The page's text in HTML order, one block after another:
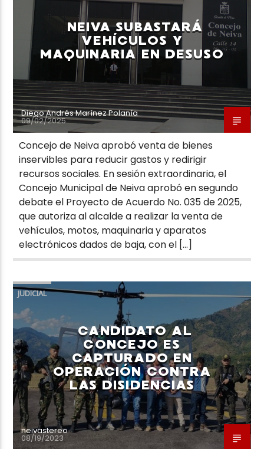
NEIVA SUBASTARÁ
VEHÍCULOS Y
MAQUINARIA EN DESUSO
Diego Andrés Marínez Polanía
09/02/2025
Concejo de Neiva aprobó venta de bienes
inservibles para reducir gastos y redirigir
recursos sociales. En sesión extraordinaria, el
Concejo Municipal de Neiva aprobó en segundo
debate el Proyecto de Acuerdo No. 035 de 2025,
que autoriza al alcalde a realizar la venta de
vehículos, motos, maquinaria y aparatos
electrónicos dados de baja, con el […]
JUDICIAL
CANDIDATO AL
CONCEJO ES
CAPTURADO EN
OPERACIÓN CONTRA
LAS DISIDENCIAS
neivastereo
08/19/2023